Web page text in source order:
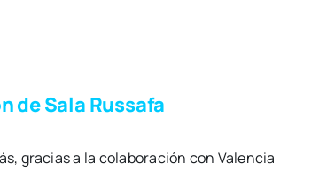
de Sala Russafa
gra­cias a la cola­bo­ra­ción con Valen­cia